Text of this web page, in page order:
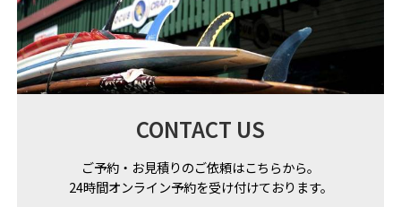
CONTACT US
ご予約・お見積りのご依頼はこちらから。
24時間オンライン予約を受け付けております。